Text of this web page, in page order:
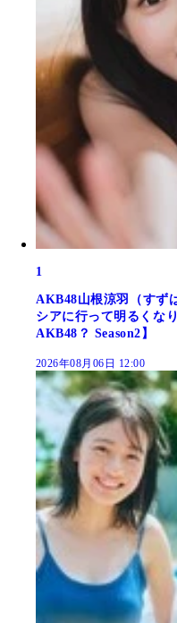
1
AKB48山根涼羽（すず
シアに行って明るくな
AKB48？ Season2】
2026年08月06日 12:00